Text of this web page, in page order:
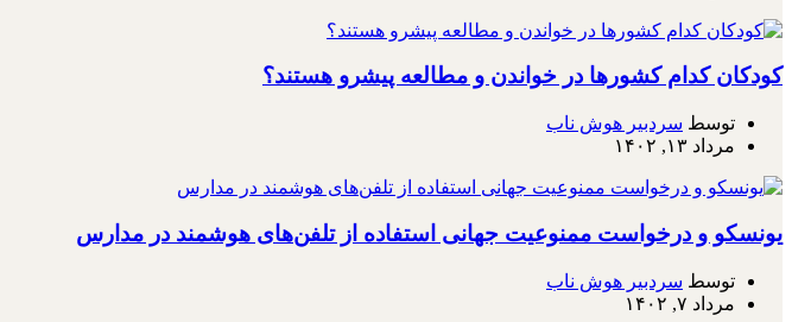
کودکان کدام کشورها در خواندن و مطالعه پیشرو هستند؟
توسط سردبیر هوش ناب
مرداد ۱۳, ۱۴۰۲
یونسکو و درخواست ممنوعیت جهانی استفاده از تلفن‌های هوشمند در مدارس
توسط سردبیر هوش ناب
مرداد ۷, ۱۴۰۲